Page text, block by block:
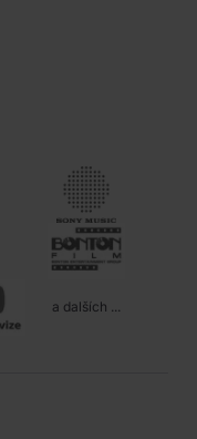
a dalších ...